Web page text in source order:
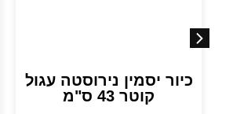
כיור יסמין נירוסטה עגול
קוטר 43 ס"מ